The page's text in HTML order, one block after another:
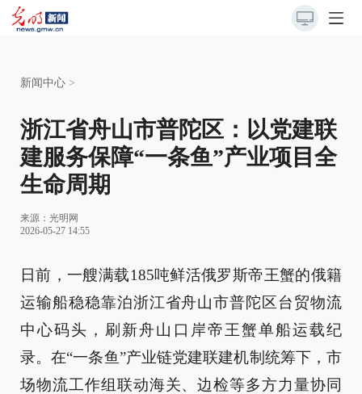
新闻中心 >
浙江省舟山市普陀区：以党建联
建服务保障“一条鱼”产业项目全
生命周期
来源： 光明网
2026-05-27 14:55
日前，一艘满载185吨鲜活俄罗斯帝王蟹的俄籍
运输船稳稳靠泊浙江省舟山市普陀区台贸物流
中心码头，刷新舟山口岸帝王蟹单船运载纪
录。在“一条鱼”产业链党建联建机制统筹下，市
场物流工作组联动海关、边检等多方力量协同